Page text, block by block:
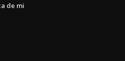
de mi